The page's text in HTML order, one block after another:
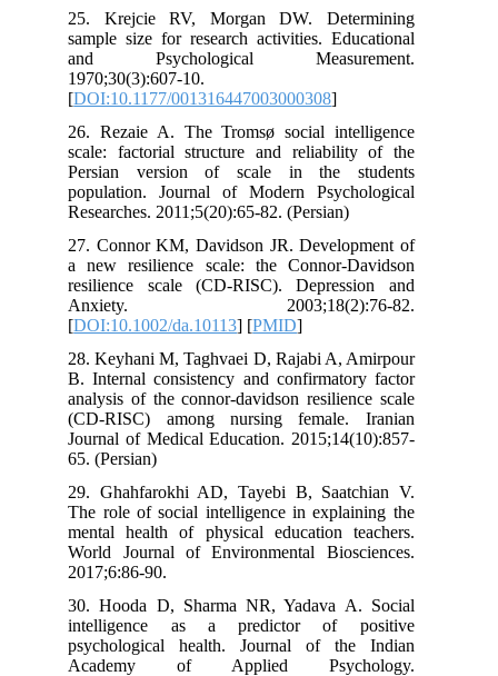
25. Krejcie RV, Morgan DW.
sample size for research activities.
and Psychological
[DOI:10.1177/001316447003000308
26. Rezaie A. The Tromsø social
scale: factorial structure and
Persian version of scale in the
population. Journal of Modern
Researches. 2011;5(20):65-82. (Persian)
27. Connor KM, Davidson JR.
a new resilience scale: the
resilience scale (CD‐RISC).
Anxiety.
[DOI:10.1002/da.10113
28. Keyhani M, Taghvaei D, Rajabi A,
B. Internal consistency and
analysis of the connor-davidson
(CD-RISC) among nursing
Journal of Medical Education.
29. Ghahfarokhi AD, Tayebi B,
The role of social intelligence in
mental health of physical education
World Journal of Environmental
30. Hooda D, Sharma NR, Yadava
intelligence as a predictor of
psychological health. Journal of
Academy of Applied